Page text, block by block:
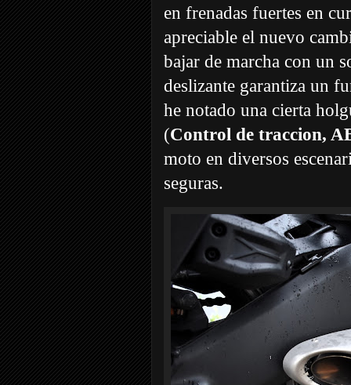
en frenadas fuertes en
apreciable el nuevo
bajar de marcha con un
deslizante garantiza un
he notado una cierta
(Control de traccion,
moto en diversos
seguras.